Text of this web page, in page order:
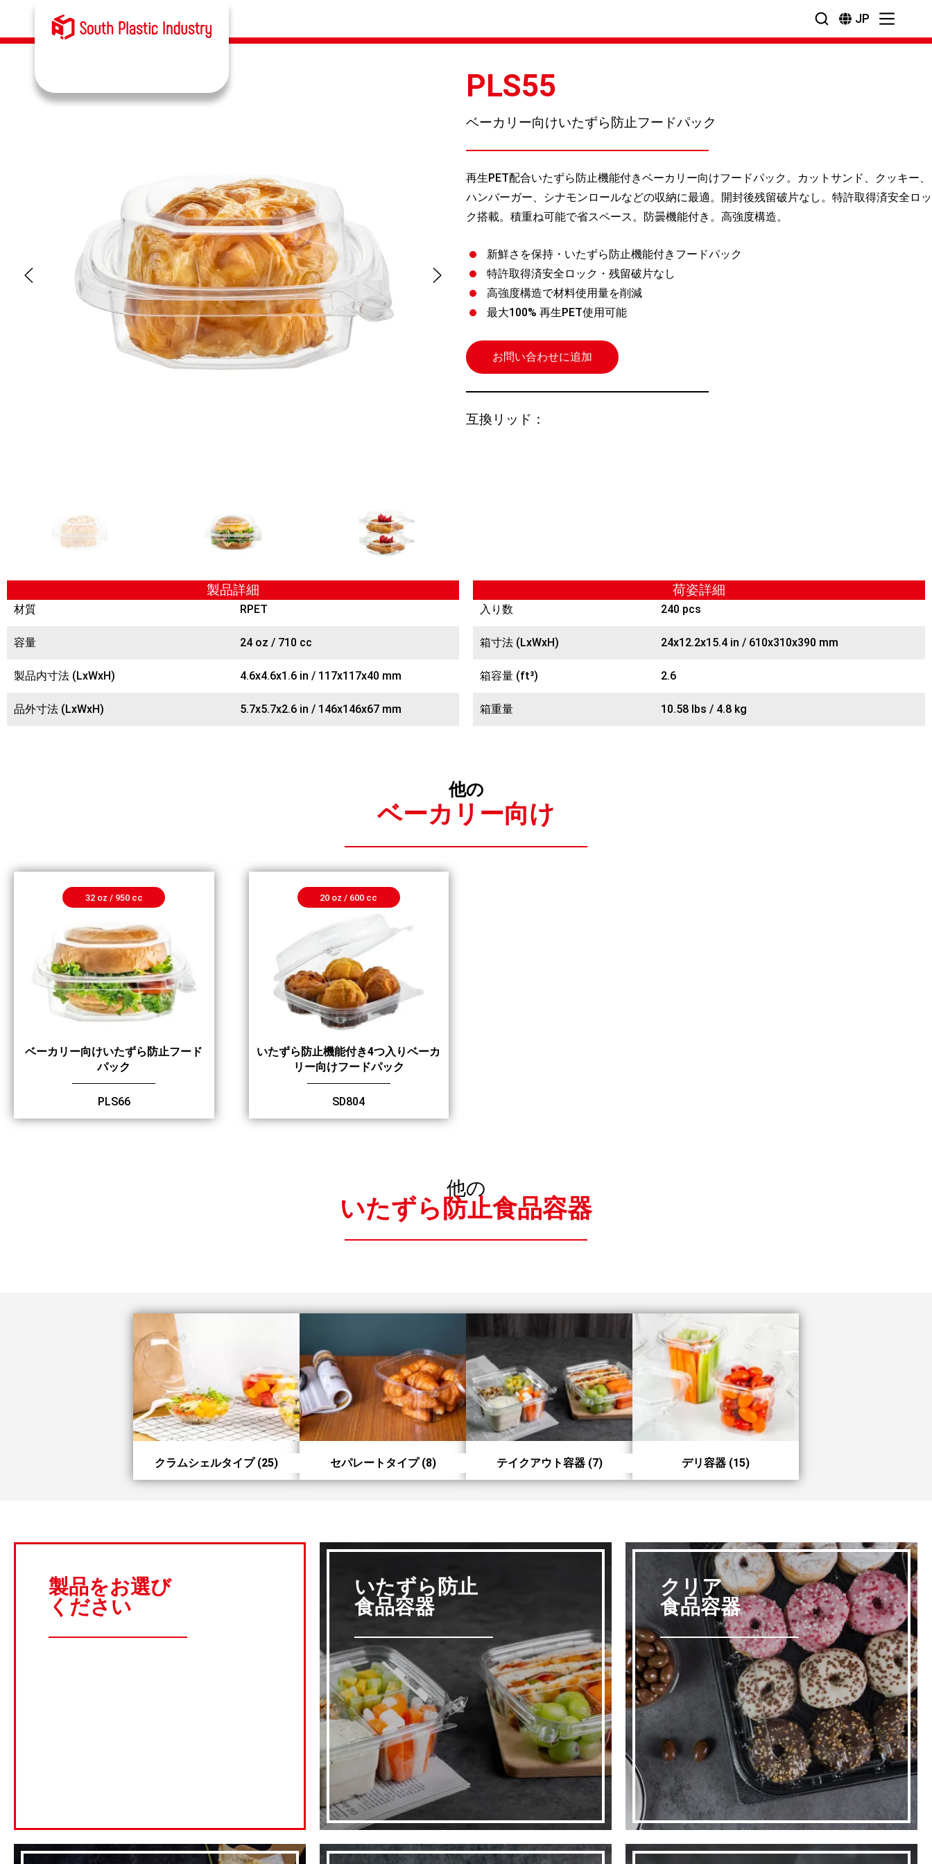
JP
PLS55
ベーカリー向けいたずら防止フードパック
再生PET配合いたずら防止機能付きベーカリー向けフードパック。カットサンド、クッキー、
ハンバーガー、シナモンロールなどの収納に最適。開封後残留破片なし。特許取得済安全ロッ
ク搭載。積重ね可能で省スペース。防曇機能付き。高強度構造。
新鮮さを保持・いたずら防止機能付きフードパック
特許取得済安全ロック・残留破片なし
高強度構造で材料使用量を削減
最大100% 再生PET使用可能
お問い合わせに追加
互換リッド：
製品詳細
材質 RPET
容量 24 oz / 710 cc
製品内寸法 (LxWxH) 4.6x4.6x1.6 in / 117x117x40 mm
品外寸法 (LxWxH) 5.7x5.7x2.6 in / 146x146x67 mm
荷姿詳細
入り数 240 pcs
箱寸法 (LxWxH) 24x12.2x15.4 in / 610x310x390 mm
箱容量 (ft³) 2.6
箱重量 10.58 lbs / 4.8 kg
他の
ベーカリー向け
32 oz / 950 cc
ベーカリー向けいたずら防止フード
パック
PLS66
20 oz / 600 cc
いたずら防止機能付き4つ入りベーカ
リー向けフードパック
SD804
他の
いたずら防止食品容器
クラムシェルタイプ (25) セパレートタイプ (8) テイクアウト容器 (7) デリ容器 (15)
製品をお選び
ください
いたずら防止
食品容器
クリア
食品容器